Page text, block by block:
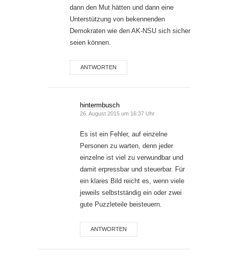
dann den Mut hätten und dann eine
Unterstützung von bekennenden
Demokraten wie den AK-NSU sich sicher
seien können.
ANTWORTEN
hintermbusch
26. August 2015 um 16:37 Uhr
Es ist ein Fehler, auf einzelne
Personen zu warten, denn jeder
einzelne ist viel zu verwundbar und
damit erpressbar und steuerbar. Für
ein klares Bild reicht es, wenn viele
jeweils selbstständig ein oder zwei
gute Puzzleteile beisteuern.
ANTWORTEN